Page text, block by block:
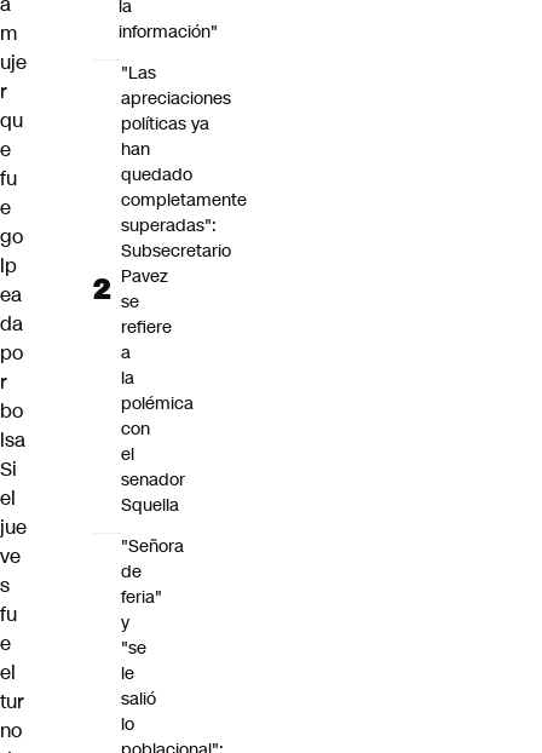
m
uje
r
qu
e
fu
e
go
lp
ea
da
po
r
bo
lsa
Si
el
jue
ve
s
fu
e
el
tur
no
la
información"
"Las
apreciaciones
políticas ya
han
quedado
completamente
superadas":
Subsecretario
Pavez
se
refiere
a
la
polémica
con
el
senador
Squella
"Señora
de
feria"
y
"se
le
salió
lo